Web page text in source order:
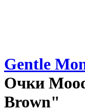
Gentle
Очки
Brown"